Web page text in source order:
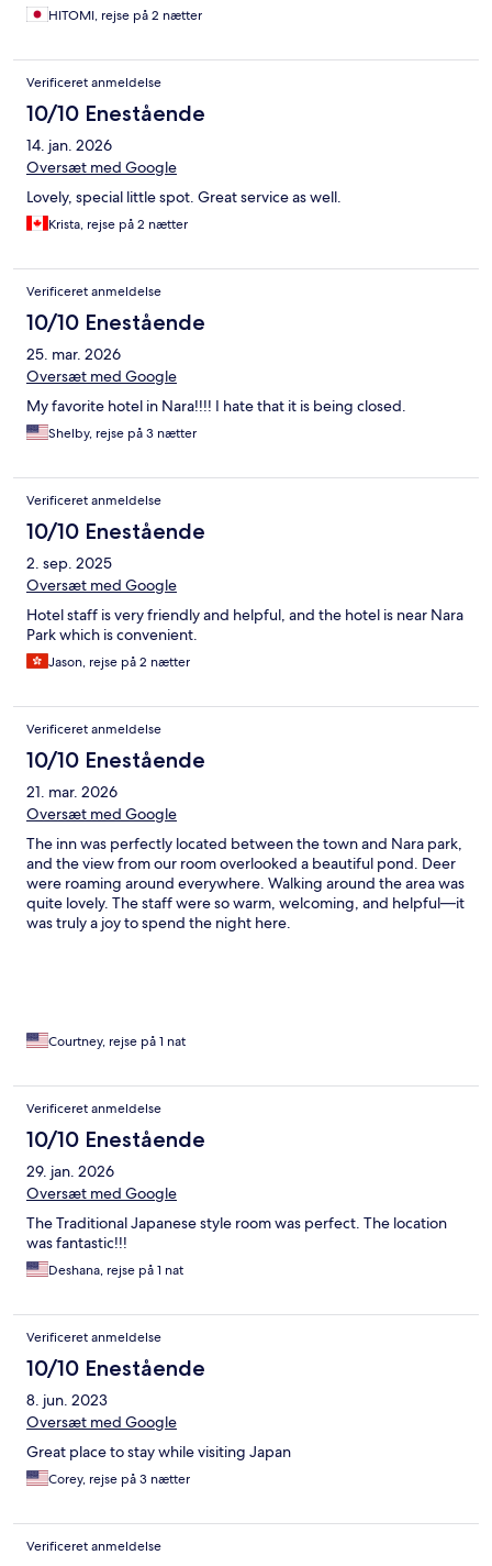
HITOMI, rejse på 2 nætter
Verificeret anmeldelse
10/10 Enestående
14. jan. 2026
Oversæt med Google
Lovely, special little spot. Great service as well.
Krista, rejse på 2 nætter
Verificeret anmeldelse
10/10 Enestående
25. mar. 2026
Oversæt med Google
My favorite hotel in Nara!!!! I hate that it is being closed.
Shelby, rejse på 3 nætter
Verificeret anmeldelse
10/10 Enestående
2. sep. 2025
Oversæt med Google
Hotel staff is very friendly and helpful, and the hotel is near Nara
Park which is convenient.
Jason, rejse på 2 nætter
Verificeret anmeldelse
10/10 Enestående
21. mar. 2026
Oversæt med Google
The inn was perfectly located between the town and Nara park,
and the view from our room overlooked a beautiful pond. Deer
were roaming around everywhere. Walking around the area was
quite lovely. The staff were so warm, welcoming, and helpful—it
was truly a joy to spend the night here.
Courtney, rejse på 1 nat
Verificeret anmeldelse
10/10 Enestående
29. jan. 2026
Oversæt med Google
The Traditional Japanese style room was perfect. The location
was fantastic!!!
Deshana, rejse på 1 nat
Verificeret anmeldelse
10/10 Enestående
8. jun. 2023
Oversæt med Google
Great place to stay while visiting Japan
Corey, rejse på 3 nætter
Verificeret anmeldelse